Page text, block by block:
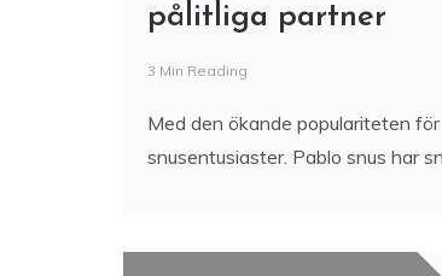
pålitliga partner
3 Min Reading
Med den ökande populariteten
snusentusiaster. Pablo snus har